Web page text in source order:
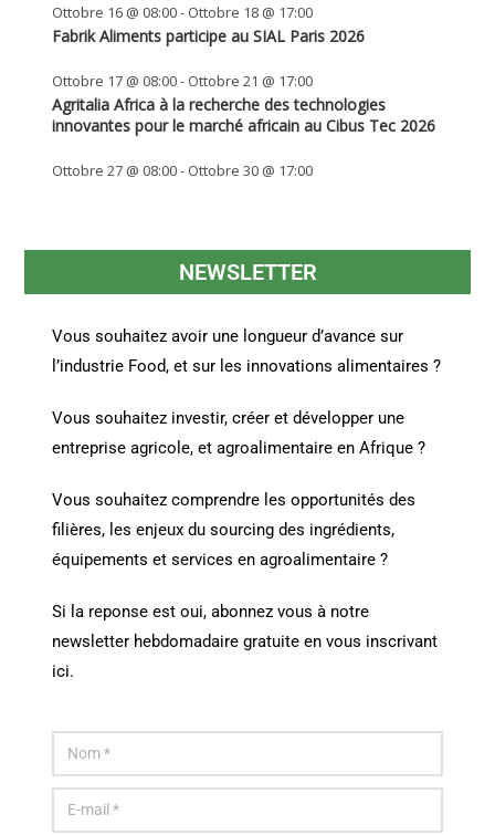
Ottobre 16 @ 08:00- Ottobre 18 @ 17:00
Fabrik Aliments participe au SIAL Paris 2026
Ottobre 17 @ 08:00- Ottobre 21 @ 17:00
Agritalia Africa à la recherche des technologies
innovantes pour le marché africain au Cibus Tec 2026
Ottobre 27 @ 08:00- Ottobre 30 @ 17:00
NEWSLETTER
Vous souhaitez avoir une longueur d’avance sur
l’industrie Food, et sur les innovations alimentaires ?
Vous souhaitez investir, créer et développer une
entreprise agricole, et agroalimentaire en Afrique ?
Vous souhaitez comprendre les opportunités des
filières, les enjeux du sourcing des ingrédients,
équipements et services en agroalimentaire ?
Si la reponse est oui, abonnez vous à notre
newsletter hebdomadaire gratuite en vous inscrivant
ici.